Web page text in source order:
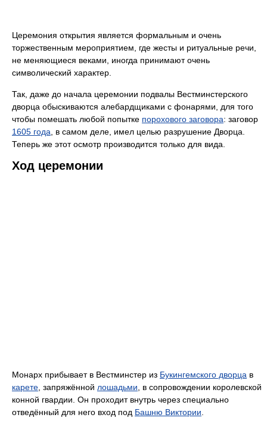
Церемония открытия является формальным и очень
торжественным мероприятием, где жесты и ритуальные речи,
не меняющиеся веками, иногда принимают очень
символический характер.
Так, даже до начала церемонии подвалы Вестминстерского
дворца обыскиваются алебардщиками с фонарями, для того
чтобы помешать любой попытке порохового заговора: заговор
1605 года , в самом деле, имел целью разрушение Дворца.
Теперь же этот осмотр производится только для вида.
Ход церемонии
Монарх прибывает в Вестминстер из Букингемского дворца в
карете , запряжённой лошадьми , в сопровождении королевской
конной гвардии. Он проходит внутрь через специально
отведённый для него вход под Башню Виктории